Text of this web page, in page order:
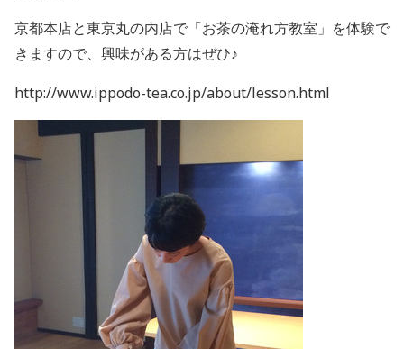
京都本店と東京丸の内店で「お茶の淹れ方教室」を体験で
きますので、興味がある方はぜひ♪
http://www.ippodo-tea.co.jp/about/lesson.html